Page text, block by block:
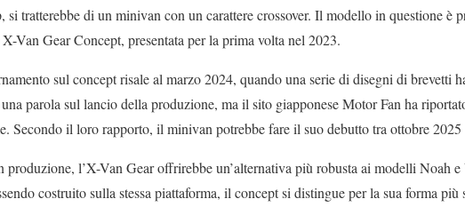
tratterebbe di un minivan con un carattere crossover. Il modello in questione è
Van Gear Concept, presentata per la prima volta nel 2023.
sul concept risale al marzo 2024, quando una serie di disegni di brevetti
parola sul lancio della produzione, ma il sito giapponese Motor Fan ha
Secondo il loro rapporto, il minivan potrebbe fare il suo debutto tra ottobre 2025
produzione, l’X-Van Gear offrirebbe un’alternativa più robusta ai modelli Noah
costruito sulla stessa piattaforma, il concept si distingue per la sua forma